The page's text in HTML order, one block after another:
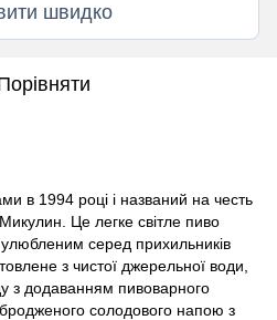
швидко
в 1994 році і названий на честь
Це легке світле пиво
серед прихильників
з чистої джерельної води,
з додаванням пивоварного
солодового напою з